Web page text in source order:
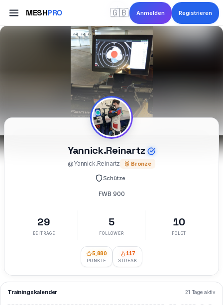
MESHPRO 🇬🇧 Anmelden Registrieren
Yannick.Reinartz
@Yannick.Reinartz 🥉 Bronze
Schütze
FWB 900
29
BEITRÄGE
5
FOLLOWER
10
FOLGT
5,880
PUNKTE
117
STREAK
Trainingskalender 21 Tage aktiv